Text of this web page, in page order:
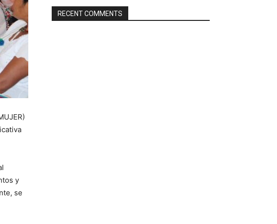
y
se
RECENT COMMENTS